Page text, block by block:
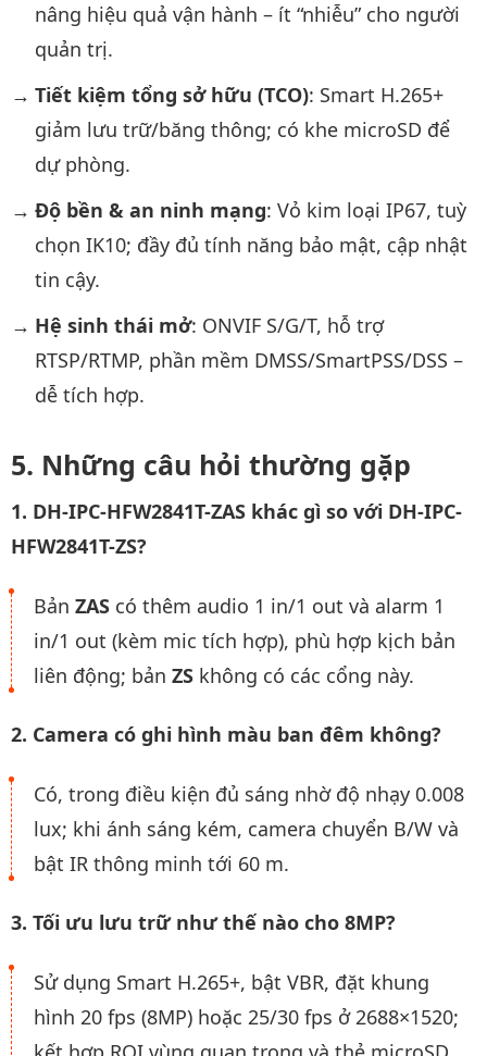
nâng hiệu quả vận hành – ít “nhiễu” cho người
quản trị.
Tiết kiệm tổng sở hữu (TCO): Smart H.265+
giảm lưu trữ/băng thông; có khe microSD để
dự phòng.
Độ bền & an ninh mạng: Vỏ kim loại IP67, tuỳ
chọn IK10; đầy đủ tính năng bảo mật, cập nhật
tin cậy.
Hệ sinh thái mở: ONVIF S/G/T, hỗ trợ
RTSP/RTMP, phần mềm DMSS/SmartPSS/DSS –
dễ tích hợp.
Những câu hỏi thường gặp
1. DH-IPC-HFW2841T-ZAS khác gì so với DH-IPC-
HFW2841T-ZS?
Bản ZAS có thêm audio 1 in/1 out và alarm 1
in/1 out (kèm mic tích hợp), phù hợp kịch bản
liên động; bản ZS không có các cổng này.
2. Camera có ghi hình màu ban đêm không?
Có, trong điều kiện đủ sáng nhờ độ nhạy 0.008
lux; khi ánh sáng kém, camera chuyển B/W và
bật IR thông minh tới 60 m.
3. Tối ưu lưu trữ như thế nào cho 8MP?
Sử dụng Smart H.265+, bật VBR, đặt khung
hình 20 fps (8MP) hoặc 25/30 fps ở 2688×1520;